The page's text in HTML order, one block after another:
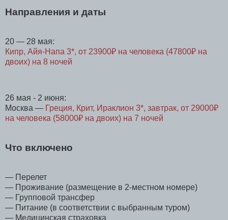
Направления и даты
20 — 28 мая:
Кипр, Айя-Напа 3*, от 23900₽ на человека (47800₽ на
двоих) на 8 ночей
26 мая - 2 июня:
Москва — Греция, Крит, Ираклион 3*, завтрак, от 29000₽
на человека (58000₽ на двоих) на 7 ночей
Что включено
— Перелет
— Проживание (размещение в 2-местном номере)
— Групповой трансфер
— Питание (в соответствии с выбранным туром)
— Медицинская страховка